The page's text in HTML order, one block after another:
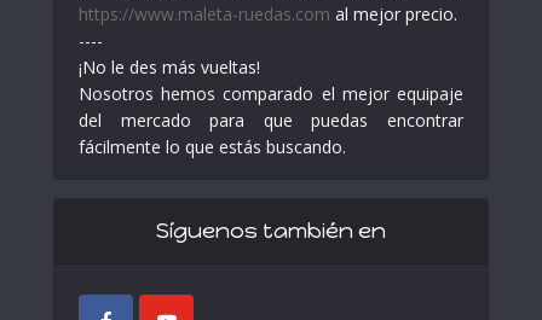
https://www.maleta-ruedas.com al mejor precio.
----
¡No le des más vueltas!
Nosotros hemos comparado el mejor equipaje
del mercado para que puedas encontrar
fácilmente lo que estás buscando.
Síguenos también en